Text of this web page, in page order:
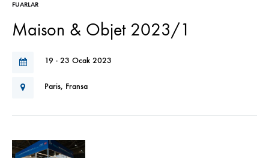
FUARLAR
Maison & Objet 2023/1
19 - 23 Ocak 2023
Paris, Fransa